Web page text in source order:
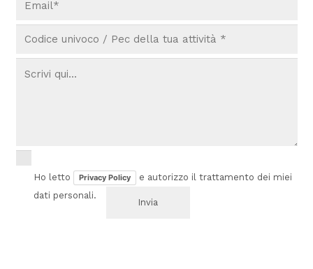
Ho letto Privacy Policy
e autorizzo il trattamento dei miei
dati personali.